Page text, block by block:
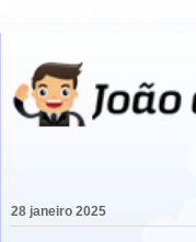
28 janeiro 2025